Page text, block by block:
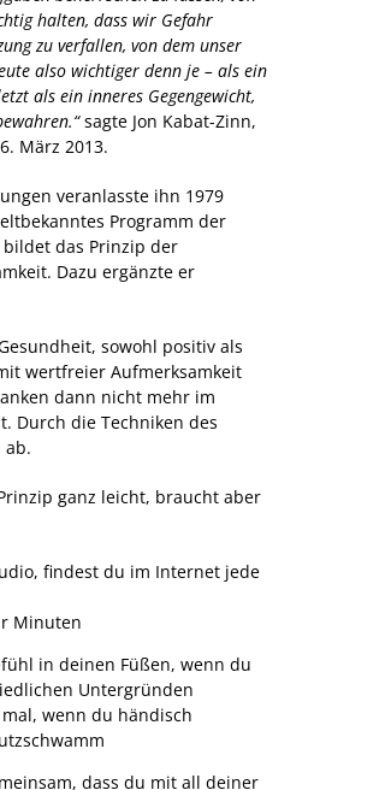
halten, dass wir Gefahr
zu verfallen, von dem unser
also wichtiger denn je – als ein
als ein inneres Gegengewicht,
sagte Jon Kabat-Zinn,
März 2013.
veranlasste ihn 1979
Programm der
bildet das Prinzip der
Dazu ergänzte er
sowohl positiv als
wertfreier Aufmerksamkeit
dann nicht mehr im
Durch die Techniken des
ab.
ganz leicht, braucht aber
findest du im Internet jede
Minuten
in deinen Füßen, wenn du
Untergründen
wenn du händisch
dass du mit all deiner